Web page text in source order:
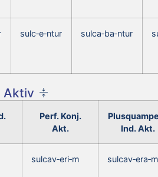
sulc‑e‑ntur sulca‑ba‑ntur
Aktiv
Perf. Konj.
Akt.
Ind. Akt.
sulcav‑eri‑m sulcav‑era‑m